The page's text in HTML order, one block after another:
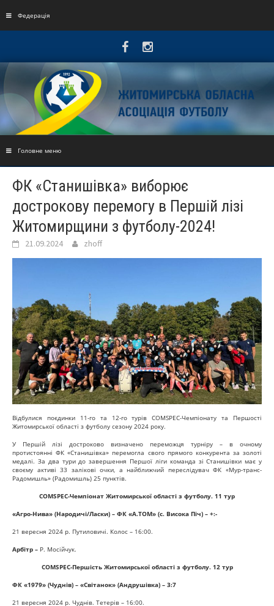
Федерація
Головне меню
ФК «Станишівка» виборює
дострокову перемогу в Першій лізі
Житомирщини з футболу-2024!
21.09.2024 zhoff
Відбулися поєдинки 11-го та 12-го турів СOMSPEC-Чемпіонату та Першості
Житомирської області з футболу сезону 2024 року.
У Першій лізі достроково визначено переможця турніру – в очному
протистоянні ФК «Станишівка» перемогла свого прямого конкурента за золоті
медалі. За два тури до завершення Першої ліги команда зі Станишівки має у
своєму активі 33 залікові очки, а найближчий переслідувач ФК «Мур-транс-
Радомишль» (Радомишль) 25 пунктів.
COMSPEC-Чемпіонат Житомирської області з футболу. 11 тур
«Агро-Нива» (Народичі/Ласки) – ФК «А.ТОМ» (с. Висока Піч) – +:-
21 вересня 2024 р. Путиловичі. Колос – 16:00.
Арбітр – Р. Мосійчук.
COMSPEC-Першість Житомирської області з футболу. 12 тур
ФК «1979» (Чуднів) – «Світанок» (Андрушівка) – 3:7
21 вересня 2024 р. Чуднів. Тетерів – 16:00.